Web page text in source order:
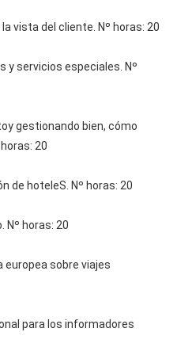
vista del cliente. Nº horas: 20
y servicios especiales. Nº
gestionando bien, cómo
20
de hoteleS. Nº horas: 20
Nº horas: 20
europea sobre viajes
para los informadores